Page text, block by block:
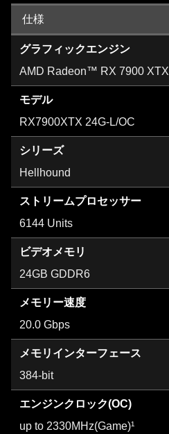
仕様
グラフィックエンジン
AMD Radeon™ RX 7900 XTX
モデル
RX7900XTX 24G-L/OC
シリーズ
Hellhound
ストリームプロセッサー
6144 Units
ビデオメモリ
24GB GDDR6
メモリー速度
20.0 Gbps
メモリインターフェース
384-bit
エンジンクロック(OC)
up to 2330MHz(Game)¹